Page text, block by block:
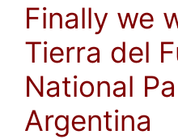
Finally we
Tierra del
National
Argentina